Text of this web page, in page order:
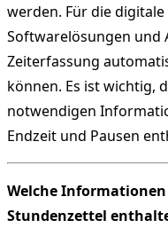
werden. Für die
Softwarelösungen und
Zeiterfassung
können. Es ist wichtig,
notwendigen
Endzeit und Pausen
Welche
Stundenzettel